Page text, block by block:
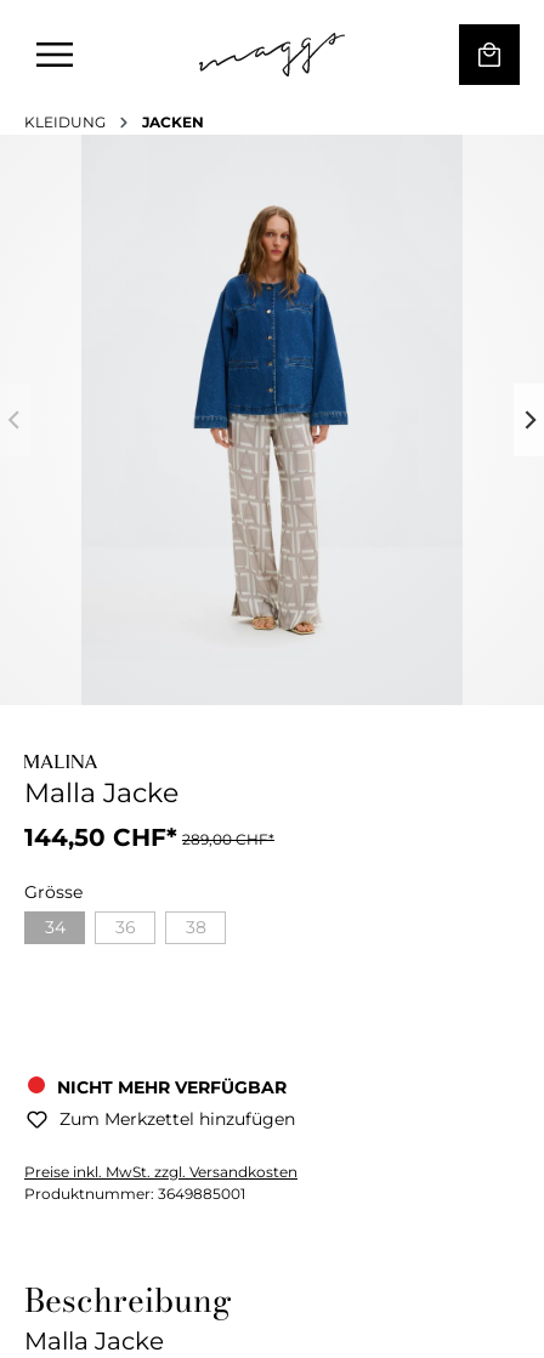
KLEIDUNG JACKEN
Malla Jacke
144,50 CHF* 289,00 CHF*
Grösse
34
36 38
NICHT MEHR VERFÜGBAR
Zum Merkzettel hinzufügen
Preise inkl. MwSt. zzgl. Versandkosten
Produktnummer: 3649885001
Beschreibung
Malla Jacke